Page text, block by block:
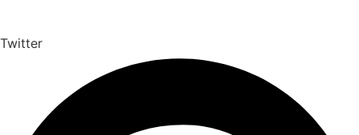
Twitter